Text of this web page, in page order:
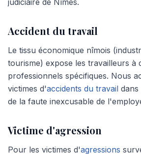
judiciaire de Nîmes.
Accident du travail
Le tissu économique nîmois
tourisme) expose les travailleurs à
professionnels spécifiques. Nous
victimes d'accidents du travail dans
de la faute inexcusable de
Victime d'agression
Pour les victimes d'agressions